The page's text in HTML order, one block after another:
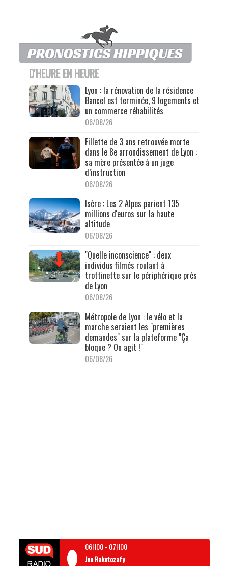
D'HEURE EN HEURE
Lyon : la rénovation de la résidence
Bancel est terminée, 9 logements et
un commerce réhabilités
06/08/26
Fillette de 3 ans retrouvée morte
dans le 8e arrondissement de Lyon :
sa mère présentée à un juge
d’instruction
06/08/26
Isère : Les 2 Alpes parient 135
millions d'euros sur la haute
altitude
06/08/26
"Quelle inconscience" : deux
individus filmés roulant à
trottinette sur le périphérique près
de Lyon
06/08/26
Métropole de Lyon : le vélo et la
marche seraient les "premières
demandes" sur la plateforme "Ça
bloque ? On agit !"
06/08/26
06H00- 07H00
Jon Rakotozafy